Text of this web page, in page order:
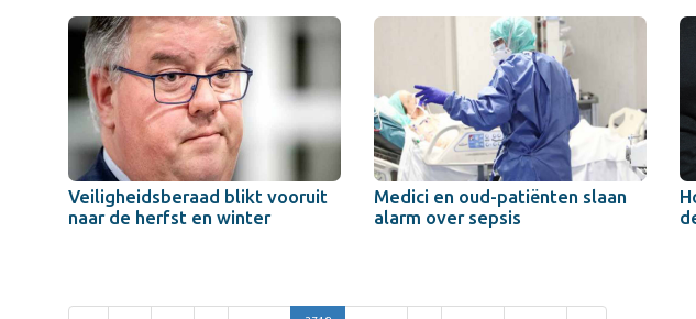
Veiligheidsberaad blikt vooruit
naar de herfst en winter
Medici en oud-patiënten slaan
alarm over sepsis